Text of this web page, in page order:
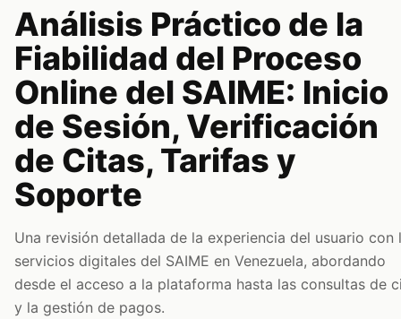
Análisis Práctico de la
Fiabilidad del Proceso
Online del SAIME: Inicio
de Sesión, Verificación
de Citas, Tarifas y
Soporte
Una revisión detallada de la experiencia del usuario con
servicios digitales del SAIME en Venezuela, abordando
desde el acceso a la plataforma hasta las consultas de
y la gestión de pagos.